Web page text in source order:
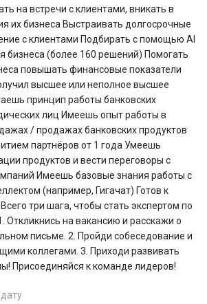
на встречи с клиентами, вникать в
их бизнеса Выстраивать долгосрочные
с клиентами Подбирать с помощью AI
бизнеса (более 160 решений) Помогать
повышать финансовые показатели
высшее или неполное высшее
принцип работы банковских
лиц Имеешь опыт работы в
/ продажах банковских продуктов
партнёров от 1 года Умеешь
продуктов и вести переговоры с
Имеешь базовые знания работы с
(например, Гигачат) Готов к
три шага, чтобы стать экспертом по
Откликнись на вакансию и расскажи о
письме. 2. Пройди собеседование и
коллегами. 3. Приходи развивать
Присоединяйся к команде лидеров!